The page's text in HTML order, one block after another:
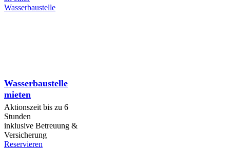
Wasserbaustelle
mieten
Aktionszeit bis zu 6
Stunden
inklusive Betreuung &
Versicherung
Reservieren